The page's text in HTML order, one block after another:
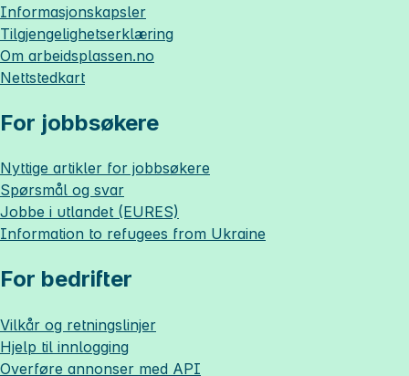
Informasjonskapsler
Tilgjengelighetserklæring
Om arbeidsplassen.no
Nettstedkart
For jobbsøkere
Nyttige artikler for jobbsøkere
Spørsmål og svar
Jobbe i utlandet (EURES)
Information to refugees from Ukraine
For bedrifter
Vilkår og retningslinjer
Hjelp til innlogging
Overføre annonser med API